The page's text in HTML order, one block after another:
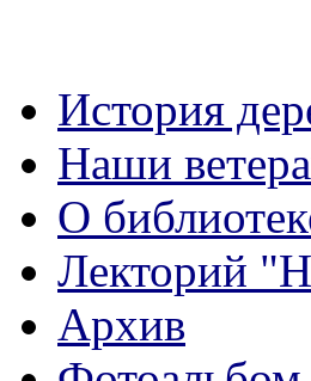
История
Наши
О
Лекторий
Архив